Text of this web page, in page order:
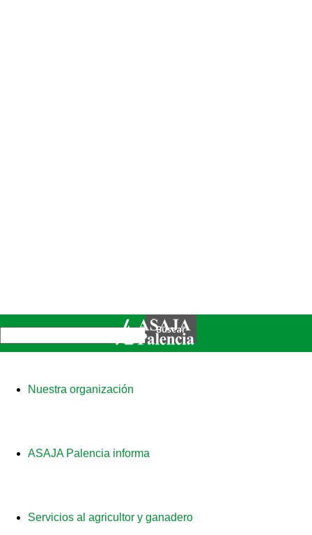
Nuestra organización
ASAJA Palencia informa
Servicios al agricultor y ganadero